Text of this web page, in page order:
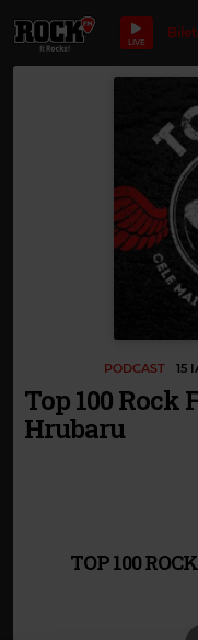
LIVE
PODCAST 15
Top 100 Rock
Hrubaru
TOP 100